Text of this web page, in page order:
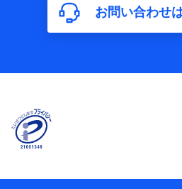
れます。
【共同して利用する者の範囲】
株式会社NTTドコモ
当社又は株式会社NTTドコモが提
おけるユーザ登録受付および管理の
当社又は株式会社NTTドコモと取
れらに付帯、関連する当社、株式
お問い合わせ